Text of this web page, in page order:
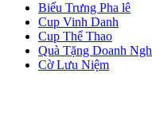
Biểu Trưng Pha lê
Cup Vinh Danh
Cup Thể Thao
Quà Tặng Doanh
Cờ Lưu Niệm